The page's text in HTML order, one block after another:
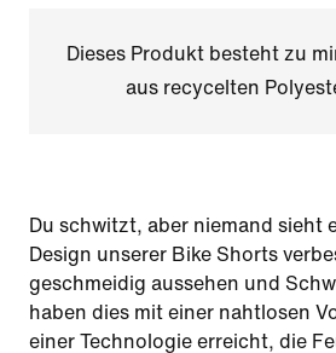
Dieses Produkt besteht zu
aus recycelten
Du schwitzt, aber niemand sieht
Design unserer Bike Shorts
geschmeidig aussehen und
haben dies mit einer nahtlosen
einer Technologie erreicht, die